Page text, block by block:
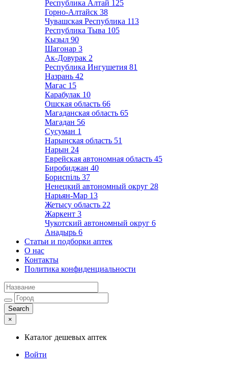
Республика Алтай 125
Горно-Алтайск 38
Чувашская Республика 113
Республика Тыва 105
Кызыл 90
Шагонар 3
Ак-Довурак 2
Республика Ингушетия 81
Назрань 42
Магас 15
Карабулак 10
Ошская область 66
Магаданская область 65
Магадан 56
Сусуман 1
Нарынская область 51
Нарын 24
Еврейская автономная область 45
Биробиджан 40
Бориспіль 37
Ненецкий автономный округ 28
Нарьян-Мар 13
Жетысу область 22
Жаркент 3
Чукотский автономный округ 6
Анадырь 6
Статьи и подборки аптек
О нас
Контакты
Политика конфиденциальности
×
Каталог дешевых аптек
Войти